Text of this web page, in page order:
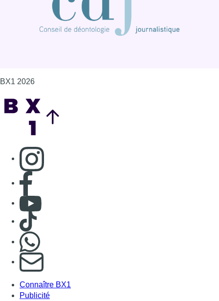
BX1 2026
Consulter page Instagram
Consulter page Facebook
Consulter Youtube
Consulter TikTok
S'abonner à notre newsletter
Connaître BX1
Publicité